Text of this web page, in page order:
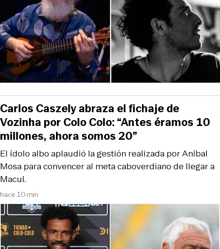
hace 10 min
El ídolo albo aplaudió la gestión realizada por Aníbal
Mosa para convencer al meta caboverdiano de llegar a
Macul.
Carlos Caszely abraza el fichaje de
Vozinha por Colo Colo: “Antes éramos 10
millones, ahora somos 20”